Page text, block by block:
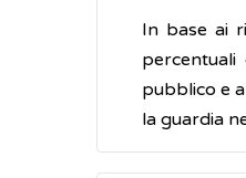
In base ai
percentuali
pubblico e
la guardia